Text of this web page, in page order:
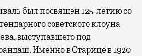
был посвящен 125-летию со
советского клоуна
выступавшего под
Именно в Старице в 1920-